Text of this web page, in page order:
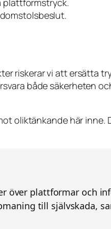
plattforms­tryck.
riskerar vi att ersätta
både säkerheten
oliktänkande här inne.
över plattformar och
till självskada,